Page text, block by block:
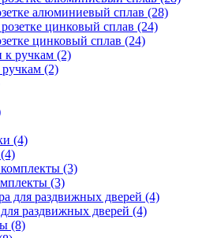
алюминиевый сплав (28)
цинковый сплав (24)
(2)
(3)
раздвижных дверей (4)